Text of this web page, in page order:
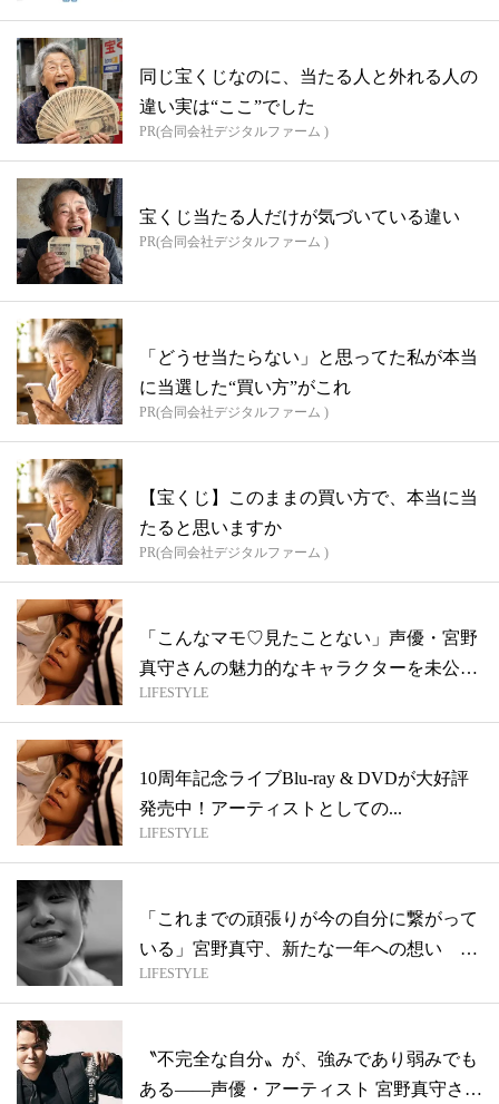
同じ宝くじなのに、当たる人と外れる人の
違い実は“ここ”でした
PR(合同会社デジタルファーム )
宝くじ当たる人だけが気づいている違い
PR(合同会社デジタルファーム )
「どうせ当たらない」と思ってた私が本当
に当選した“買い方”がこれ
PR(合同会社デジタルファーム )
【宝くじ】このままの買い方で、本当に当
たると思いますか
PR(合同会社デジタルファーム )
「こんなマモ♡見たことない」声優・宮野
真守さんの魅力的なキャラクターを未公開
カッ...
LIFESTYLE
10周年記念ライブBlu-ray & DVDが大好評
発売中！アーティストとしての...
LIFESTYLE
「これまでの頑張りが今の自分に繋がって
いる」宮野真守、新たな一年への想い 〜
宮野...
LIFESTYLE
〝不完全な自分〟が、強みであり弱みでも
ある——声優・アーティスト 宮野真守さん